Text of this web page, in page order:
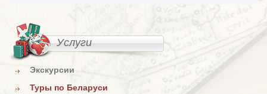
Услуги
Экскурсии
Туры по Беларуси